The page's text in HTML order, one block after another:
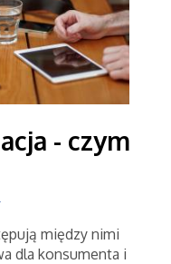
- czym
między nimi
dla konsumenta i